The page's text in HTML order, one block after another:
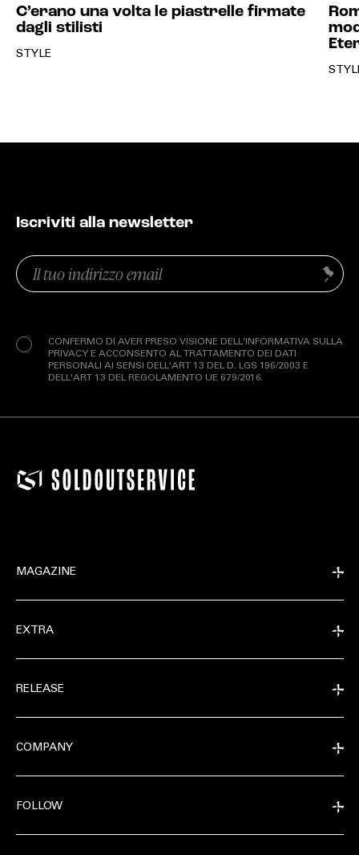
C’erano una volta le piastrelle firmate
dagli stilisti
STYLE
Iscriviti alla newsletter
Email
(Obbligatorio)
CONFERMO DI AVER PRESO VISIONE DELL'INFORMATIVA SULLA
PRIVACY E ACCONSENTO AL TRATTAMENTO DEI DATI
PERSONALI AI SENSI DELL'ART 13 DEL D. LGS 196/2003 E
DELL'ART 13 DEL REGOLAMENTO UE 679/2016.
Invia
MAGAZINE
EXTRA
RELEASE
COMPANY
FOLLOW